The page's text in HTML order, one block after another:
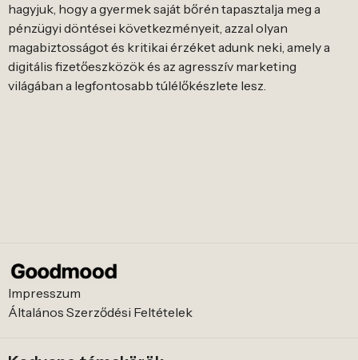
hagyjuk, hogy a gyermek saját bőrén tapasztalja meg a
pénzügyi döntései következményeit, azzal olyan
magabiztosságot és kritikai érzéket adunk neki, amely a
digitális fizetőeszközök és az agresszív marketing
világában a legfontosabb túlélőkészlete lesz.
Impresszum
Általános Szerződési Feltételek